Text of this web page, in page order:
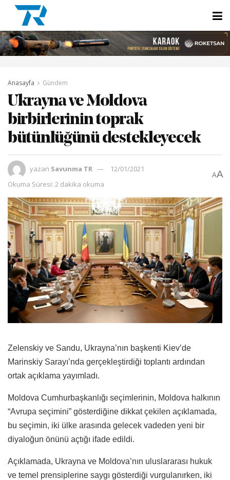
Anasayfa Gündem
Ukrayna ve Moldova
birbirlerinin toprak
bütünlüğünü destekleyecek
yazan Savunma TR
12/01/2021
Okuma Süresi: 2 dakika okuma
AA
Zelenskiy ve Sandu, Ukrayna’nın başkenti Kiev’de
Marinskiy Sarayı’nda gerçekleştirdiği toplantı ardından
ortak açıklama yayımladı.
Moldova Cumhurbaşkanlığı seçimlerinin, Moldova halkının
“Avrupa seçimini” gösterdiğine dikkat çekilen açıklamada,
bu seçimin, iki ülke arasında gelecek vadeden yeni bir
diyaloğun önünü açtığı ifade edildi.
Açıklamada, Ukrayna ve Moldova’nın uluslararası hukuk
ve temel prensiplerine saygı gösterdiği vurgulanırken, iki